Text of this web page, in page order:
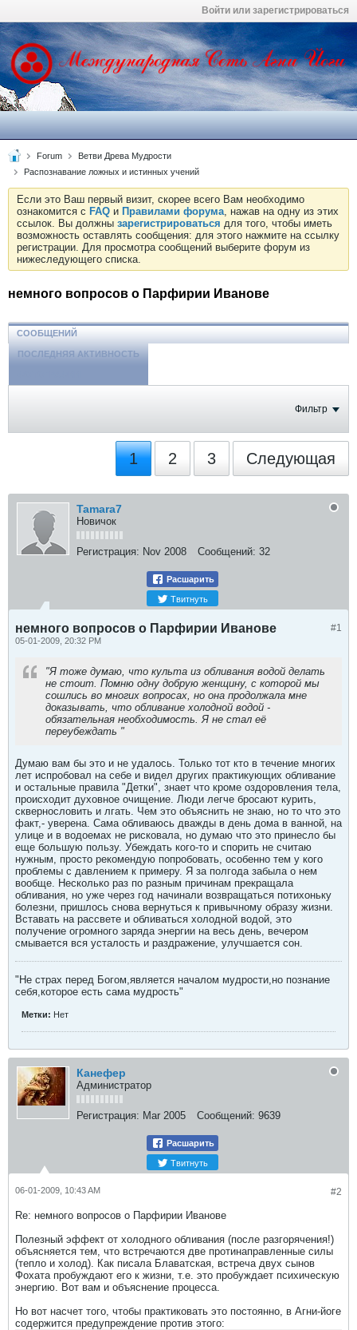
Войти или зарегистрироваться
Forum
Ветви Древа Мудрости
Распознавание ложных и истинных учений
Если это Ваш первый визит, скорее всего Вам необходимо
ознакомится с FAQ и Правилами форума, нажав на одну из этих
ссылок. Вы должны зарегистрироваться для того, чтобы иметь
возможность оставлять сообщения: для этого нажмите на ссылку
регистрации. Для просмотра сообщений выберите форум из
нижеследующего списка.
немного вопросов о Парфирии Иванове
СООБЩЕНИЙ
ПОСЛЕДНЯЯ АКТИВНОСТЬ
Фильтр
1 2 3 Следующая
Tamara7
Новичок
Регистрация: Nov 2008 Сообщений: 32
Расшарить
Твитнуть
#1
немного вопросов о Парфирии Иванове
05-01-2009, 20:32 PM
"Я тоже думаю, что культа из обливания водой делать
не стоит. Помню одну добрую женщину, с которой мы
сошлись во многих вопросах, но она продолжала мне
доказывать, что обливание холодной водой -
обязательная необходимость. Я не стал её
переубеждать "
Думаю вам бы это и не удалось. Только тот кто в течение многих
лет испробовал на себе и видел других практикующих обливание
и остальные правила "Детки", знает что кроме оздоровления тела,
происходит духовное очищение. Люди легче бросают курить,
сквернословить и лгать. Чем это объяснить не знаю, но то что это
факт,- уверена. Сама обливаюсь дважды в день дома в ванной, на
улице и в водоемах не рисковала, но думаю что это принесло бы
еще большую пользу. Убеждать кого-то и спорить не считаю
нужным, просто рекомендую попробовать, особенно тем у кого
проблемы с давлением к примеру. Я за полгода забыла о нем
вообще. Несколько раз по разным причинам прекращала
обливания, но уже через год начинали возвращаться потихоньку
болезни, пришлось снова вернуться к привычному образу жизни.
Вставать на рассвете и обливаться холодной водой, это
получение огромного заряда энергии на весь день, вечером
смывается вся усталость и раздражение, улучшается сон.
"Не страх перед Богом,является началом мудрости,но познание
себя,которое есть сама мудрость"
Метки: Нет
Канефер
Администратор
Регистрация: Mar 2005 Сообщений: 9639
Расшарить
Твитнуть
#2
06-01-2009, 10:43 AM
Re: немного вопросов о Парфирии Иванове
Полезный эффект от холодного обливания (после разгорячения!)
объясняется тем, что встречаются две протинаправленные силы
(тепло и холод). Как писала Блаватская, встреча двух сынов
Фохата пробуждают его к жизни, т.е. это пробуждает психическую
энергию. Вот вам и объяснение процесса.
Но вот насчет того, чтобы практиковать это постоянно, в Агни-йоге
содержится предупреждение против этого: